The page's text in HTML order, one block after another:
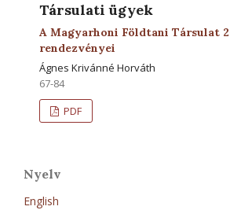
Társulati ügyek
A Magyarhoni Földtani Társulat
rendezvényei
Ágnes Krivánné Horváth
67-84
PDF
Nyelv
English